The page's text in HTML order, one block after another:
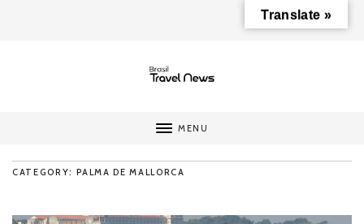
MENU
CATEGORY: PALMA DE MALLORCA
Translate »